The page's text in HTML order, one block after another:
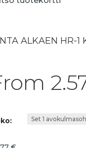
ALKAEN HR-1